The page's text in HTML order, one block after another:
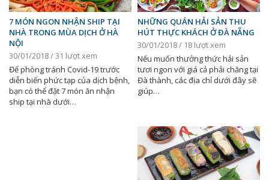
7 MÓN NGON NHẬN SHIP TẠI
NHÀ TRONG MÙA DỊCH Ở HÀ
NỘI
30/01/2018 / 31 lượt xem
Để phòng tránh Covid-19 trước
diễn biến phức tạp của dịch bệnh,
bạn có thể đặt 7 món ăn nhận
ship tại nhà dưới…
NHỮNG QUÁN HẢI SẢN THU
HÚT THỰC KHÁCH Ở ĐÀ NẴNG
30/01/2018 / 18 lượt xem
Nếu muốn thưởng thức hải sản
tươi ngon với giá cả phải chăng tại
Đà thành, các địa chỉ dưới đây sẽ
giúp…